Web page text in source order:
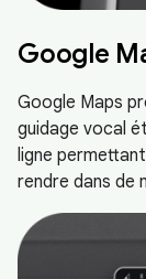
Google
Google Maps
guidage vocal
ligne
rendre dans de